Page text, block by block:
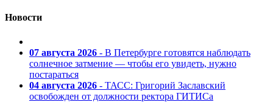
Новости
07 августа 2026 - В Петербурге готовятся наблюдать
солнечное затмение — чтобы его увидеть, нужно
постараться
04 августа 2026 - ТАСС: Григорий Заславский
освобожден от должности ректора ГИТИСа